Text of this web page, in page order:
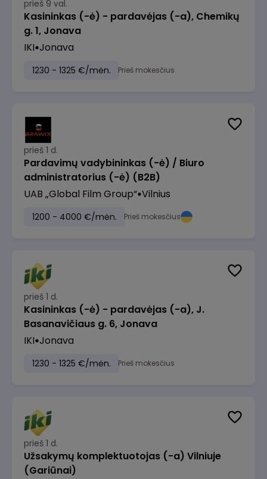
prieš 9 val.
Kasininkas (-ė) - pardavėjas (-a), Chemikų
g. 1, Jonava
IKI Jonava
1230 - 1325 €/mėn. Prieš mokesčius
prieš 1 d.
Pardavimų vadybininkas (-ė) / Biuro
administratorius (-ė) (B2B)
UAB „Global Film Group“ Vilnius
1200 - 4000 €/mėn. Prieš mokesčius
prieš 1 d.
Kasininkas (-ė) - pardavėjas (-a), J.
Basanavičiaus g. 6, Jonava
IKI Jonava
1230 - 1325 €/mėn. Prieš mokesčius
prieš 1 d.
Užsakymų komplektuotojas (-a) Vilniuje
(Gariūnai)